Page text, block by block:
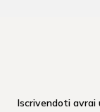
Iscrivendoti avrai